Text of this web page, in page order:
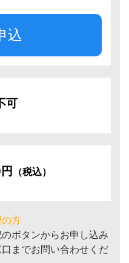
込
可
（税込）
方
ボタンからお申し込み
までお問い合わせくだ